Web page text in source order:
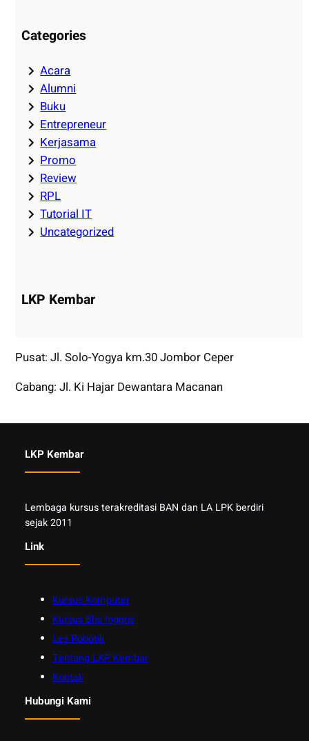
Categories
Acara
Alumni
Buku
Entrepreneur
Kerjasama
Promo
Review
RPL
Tutorial IT
Uncategorized
LKP Kembar
Pusat: Jl. Solo-Yogya km.30 Jombor Ceper
Cabang: Jl. Ki Hajar Dewantara Macanan
LKP Kembar
Lembaga kursus terakreditasi BAN dan LA LPK berdiri
sejak 2011
Link
Kursus Komputer
Kursus Bhs Inggris
Les Robotik
Tentang LKP Kembar
Kontak
Hubungi Kami